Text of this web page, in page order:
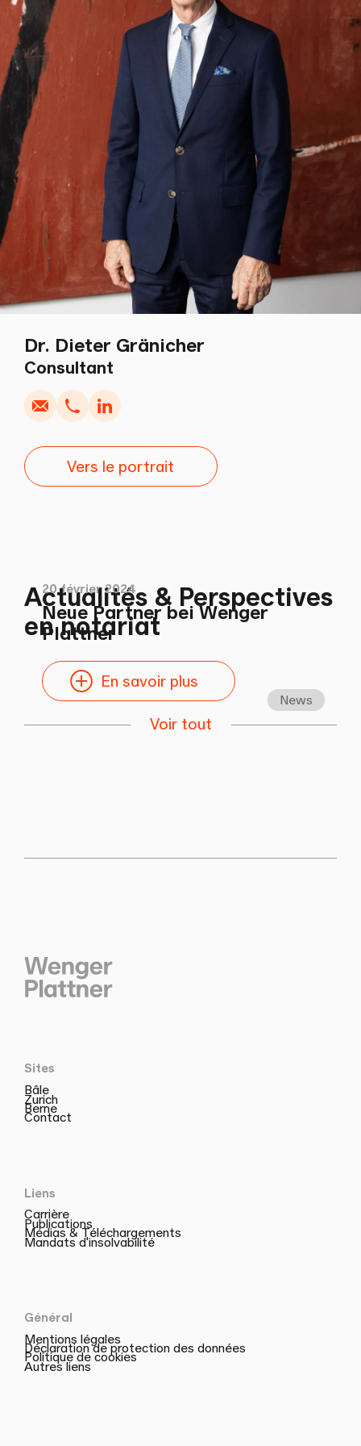
Dr. Dieter Gränicher
Consultant
Écrire Copier
Appel Copier
Vers le portrait
Actualités & Perspectives
en notariat
News
20 février 2024
Neue Partner bei Wenger
Plattner
En savoir plus
Voir tout
Sites
Bâle
Zurich
Berne
Contact
Liens
Carrière
Publications
Médias & Téléchargements
Mandats d'insolvabilité
Général
Mentions légales
Déclaration de protection des données
Politique de cookies
Autres liens